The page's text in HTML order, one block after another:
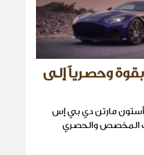
وحصرياً إلى
مارتن دي بي إس
المخصص والحصري